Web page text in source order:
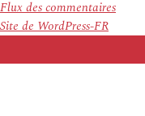
Flux des commentaires
Site de WordPress-FR